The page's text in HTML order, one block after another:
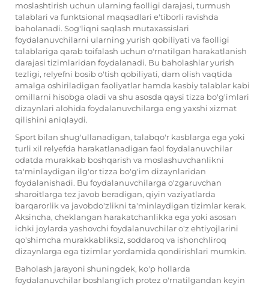
moslashtirish uchun ularning faolligi darajasi, turmush
talablari va funktsional maqsadlari e'tiborli ravishda
baholanadi. Sog'liqni saqlash mutaxassislari
foydalanuvchilarni ularning yurish qobiliyati va faolligi
talablariga qarab toifalash uchun o'rnatilgan harakatlanish
darajasi tizimlaridan foydalanadi. Bu baholashlar yurish
tezligi, relyefni bosib o'tish qobiliyati, dam olish vaqtida
amalga oshiriladigan faoliyatlar hamda kasbiy talablar kabi
omillarni hisobga oladi va shu asosda qaysi tizza bo'g'imlari
dizaynlari alohida foydalanuvchilarga eng yaxshi xizmat
qilishini aniqlaydi.
Sport bilan shug'ullanadigan, talabqo'r kasblarga ega yoki
turli xil relyefda harakatlanadigan faol foydalanuvchilar
odatda murakkab boshqarish va moslashuvchanlikni
ta'minlaydigan ilg'or tizza bo'g'im dizaynlaridan
foydalanishadi. Bu foydalanuvchilarga o'zgaruvchan
sharoitlarga tez javob beradigan, qiyin vaziyatlarda
barqarorlik va javobdo'zlikni ta'minlaydigan tizimlar kerak.
Aksincha, cheklangan harakatchanlikka ega yoki asosan
ichki joylarda yashovchi foydalanuvchilar o'z ehtiyojlarini
qo'shimcha murakkabliksiz, soddaroq va ishonchliroq
dizaynlarga ega tizimlar yordamida qondirishlari mumkin.
Baholash jarayoni shuningdek, ko'p hollarda
foydalanuvchilar boshlang'ich protez o'rnatilgandan keyin